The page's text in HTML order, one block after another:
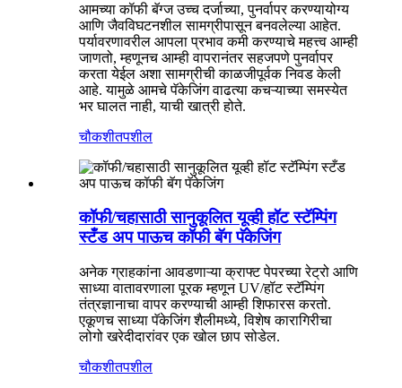
आमच्या कॉफी बॅग्ज उच्च दर्जाच्या, पुनर्वापर करण्यायोग्य
आणि जैवविघटनशील सामग्रीपासून बनवलेल्या आहेत.
पर्यावरणावरील आपला प्रभाव कमी करण्याचे महत्त्व आम्ही
जाणतो, म्हणूनच आम्ही वापरानंतर सहजपणे पुनर्वापर
करता येईल अशा सामग्रीची काळजीपूर्वक निवड केली
आहे. यामुळे आमचे पॅकेजिंग वाढत्या कचऱ्याच्या समस्येत
भर घालत नाही, याची खात्री होते.
चौकशीतपशील
कॉफी/चहासाठी सानुकूलित यूव्ही हॉट स्टॅम्पिंग
स्टँड अप पाऊच कॉफी बॅग पॅकेजिंग
अनेक ग्राहकांना आवडणाऱ्या क्राफ्ट पेपरच्या रेट्रो आणि
साध्या वातावरणाला पूरक म्हणून UV/हॉट स्टॅम्पिंग
तंत्रज्ञानाचा वापर करण्याची आम्ही शिफारस करतो.
एकूणच साध्या पॅकेजिंग शैलीमध्ये, विशेष कारागिरीचा
लोगो खरेदीदारांवर एक खोल छाप सोडेल.
चौकशीतपशील